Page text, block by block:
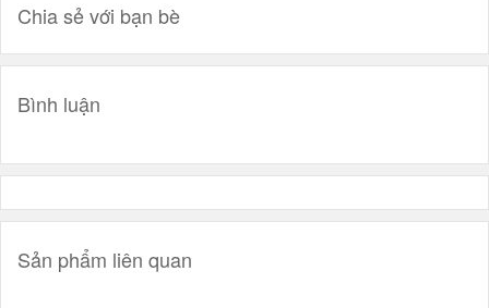
Chia sẻ với bạn bè
Bình luận
Sản phẩm liên quan